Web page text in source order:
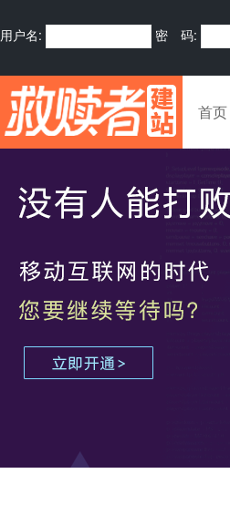
用户名: 密 码:
首页